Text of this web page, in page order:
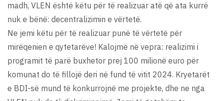
madh, VLEN është këtu për të realizuar atë që ata kurrë
nuk e bënë: decentralizimin e vërtetë.
Ne jemi këtu për të realizuar punë të vërtetë për
mirëqenien e qytetarëve! Kalojmë në vepra: realizimi i
programit të parë buxhetor prej 100 milionë euro për
komunat do të fillojë deri në fund të vitit 2024. Kryetarët
e BDI-së mund të konkurrojnë me projekte, dhe ne nga